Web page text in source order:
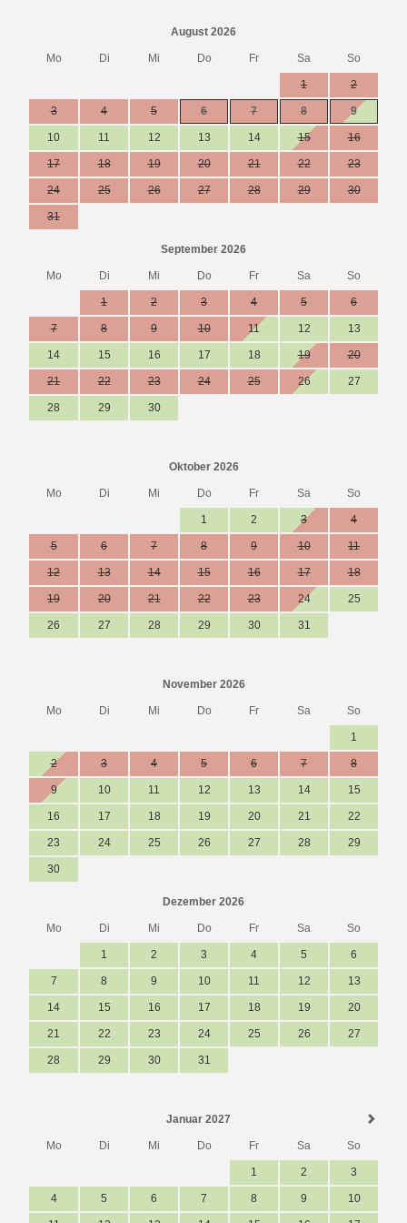
August 2026
Mo Di Mi Do Fr Sa So
1 2
3 4 5 6 7 8 9
10 11 12 13 14 15 16
17 18 19 20 21 22 23
24 25 26 27 28 29 30
31
September 2026
Mo Di Mi Do Fr Sa So
1 2 3 4 5 6
7 8 9 10 11 12 13
14 15 16 17 18 19 20
21 22 23 24 25 26 27
28 29 30
Oktober 2026
Mo Di Mi Do Fr Sa So
1 2 3 4
5 6 7 8 9 10 11
12 13 14 15 16 17 18
19 20 21 22 23 24 25
26 27 28 29 30 31
November 2026
Mo Di Mi Do Fr Sa So
1
2 3 4 5 6 7 8
9 10 11 12 13 14 15
16 17 18 19 20 21 22
23 24 25 26 27 28 29
30
Dezember 2026
Mo Di Mi Do Fr Sa So
1 2 3 4 5 6
7 8 9 10 11 12 13
14 15 16 17 18 19 20
21 22 23 24 25 26 27
28 29 30 31
Januar 2027
Mo Di Mi Do Fr Sa So
1 2 3
4 5 6 7 8 9 10